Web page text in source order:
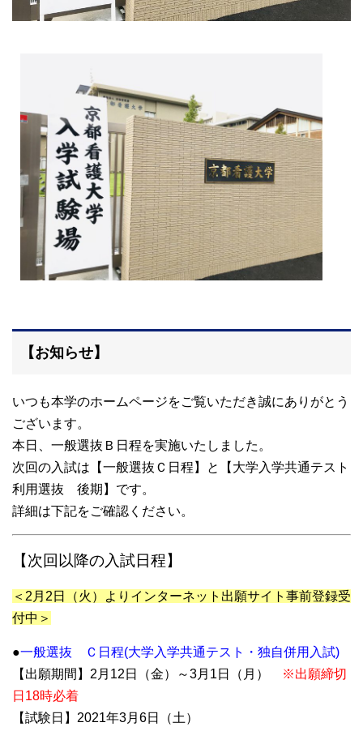
感染管理認定看護師教育課程
入試案内
Q＆A
サイト案内
在校生専用
【お知らせ】
いつも本学のホームページをご覧いただき誠にありがとう
ございます。
本日、一般選抜Ｂ日程を実施いたしました。
次回の入試は【一般選抜Ｃ日程】と【大学入学共通テスト
利用選抜 後期】です。
詳細は下記をご確認ください。
【次回以降の入試日程】
＜2月2日（火）よりインターネット出願サイト事前登録受
付中＞
●一般選抜 Ｃ日程(大学入学共通テスト・独自併用入試)
【出願期間】2月12日（金）～3月1日（月）
※出願締切
日18時必着
【試験日】2021年3月6日（土）